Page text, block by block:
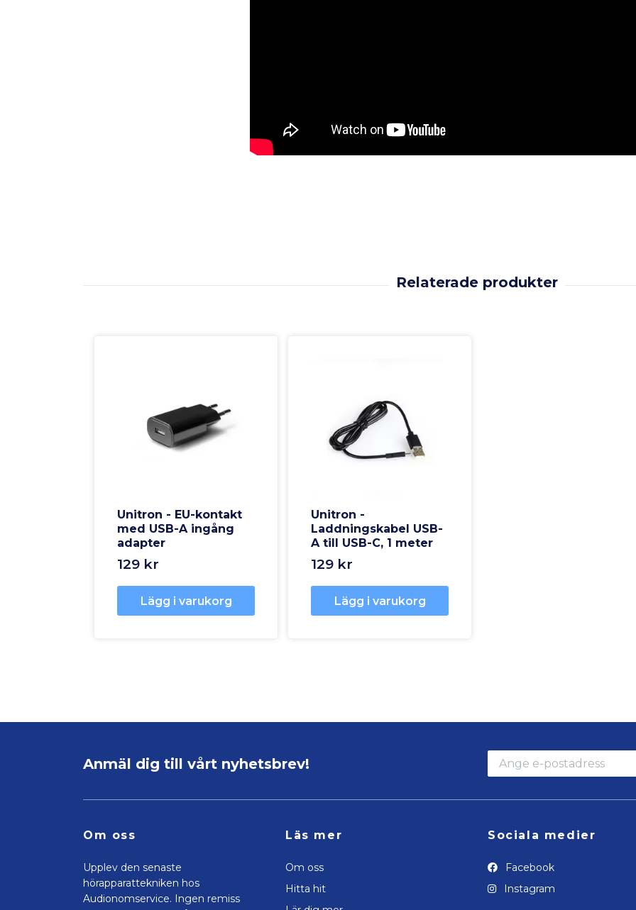
Unitron - EU-kontakt
med USB-A ingång
adapter
129 kr
Lägg i varukorg
Unitron -
Laddningskabel USB-
A till USB-C, 1 meter
129 kr
Lägg i varukorg
Anmäl dig till vårt nyhetsbrev!
Om oss
Upplev den senaste
hörapparattekniken hos
Audionomservice. Ingen remiss
Läs mer
Om oss
Hitta hit
Sociala medier
Facebook
Instagram